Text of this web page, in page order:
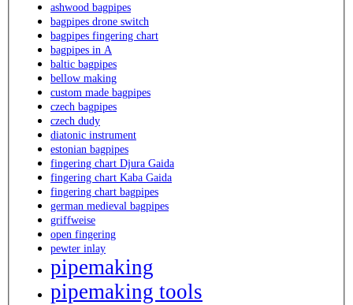
ashwood bagpipes
bagpipes drone switch
bagpipes fingering chart
bagpipes in A
baltic bagpipes
bellow making
custom made bagpipes
czech bagpipes
czech dudy
diatonic instrument
estonian bagpipes
fingering chart Djura Gaida
fingering chart Kaba Gaida
fingering chart bagpipes
german medieval bagpipes
griffweise
open fingering
pewter inlay
pipemaking
pipemaking tools